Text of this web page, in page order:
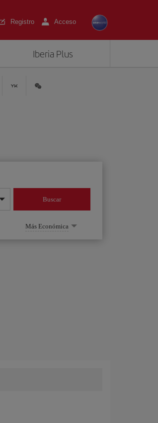
Registro Acceso
Iberia Plus
Buscar
Más Económica